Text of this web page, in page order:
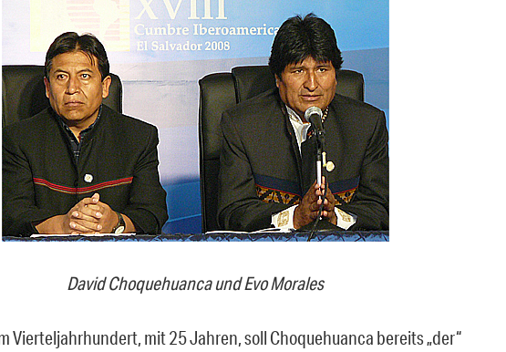
David Choquehuanca und Evo Morales
Vierteljahrhundert, mit 25 Jahren, soll Choquehuanca bereits „der“